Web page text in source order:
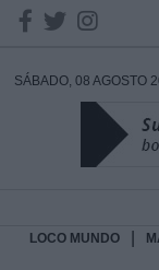
SÁBADO, 08 AGOSTO
LOCO MUNDO
DATOS